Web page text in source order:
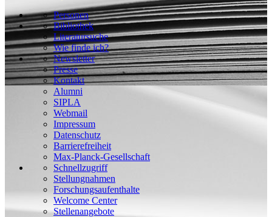
Personen
Bibliothek
Literatursuche
Wie finde ich?
Newsletter
Presse
Kontakt
Alumni
SIPLA
Webmail
Impressum
Datenschutz
Barrierefreiheit
Max-Planck-Gesellschaft
Schnellzugriff
Stellungnahmen
Forschungsaufenthalte
Welcome Center
Stellenangebote